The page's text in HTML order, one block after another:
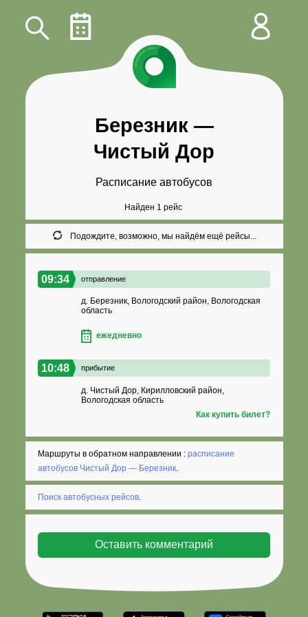
Березник—
Чистый Дор
Расписание автобусов
Найден 1 рейс
Подождите, возможно, мы найдём ещё рейсы...
09:34 отправление
д. Березник, Вологодский район, Вологодская
область
ежедневно
10:48 прибытие
д. Чистый Дор, Кирилловский район,
Вологодская область
Как купить билет?
Маршруты в обратном направлении :расписание
автобусов Чистый Дор — Березник
Поиск автобусных рейсов.